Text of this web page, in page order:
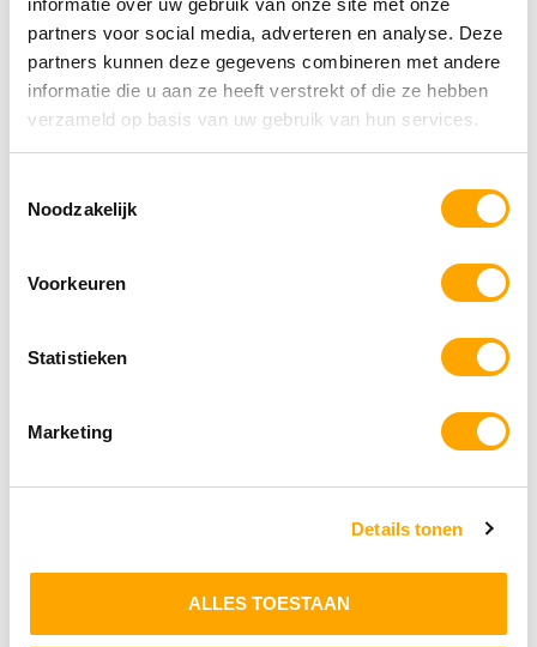
partners voor social media, adverteren en analyse. Deze
partners kunnen deze gegevens combineren met andere
informatie die u aan ze heeft verstrekt of die ze hebben
verzameld op basis van uw gebruik van hun services.
Noodzakelijk
Voorkeuren
Statistieken
Marketing
Details tonen
ALLES TOESTAAN
Opties selecteren